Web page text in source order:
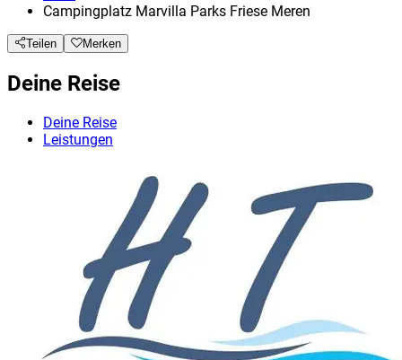
Campingplatz Marvilla Parks Friese Meren
Teilen Merken
Deine Reise
Deine Reise
Leistungen